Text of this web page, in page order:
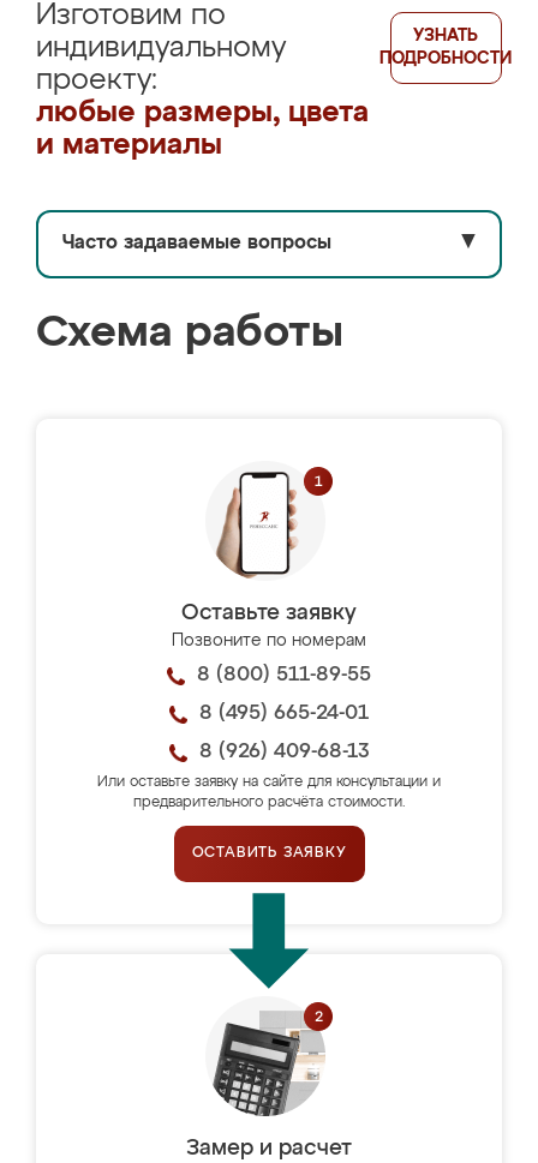
Изготовим по
индивидуальному
проекту:
любые размеры, цвета
и материалы
УЗНАТЬ
ПОДРОБНОСТИ
Часто задаваемые вопросы ▼
Схема работы
Оставьте заявку
Позвоните по номерам
8 (800) 511-89-55
8 (495) 665-24-01
8 (926) 409-68-13
Или оставьте заявку на сайте для консультации и
предварительного расчёта стоимости.
ОСТАВИТЬ ЗАЯВКУ
Замер и расчет